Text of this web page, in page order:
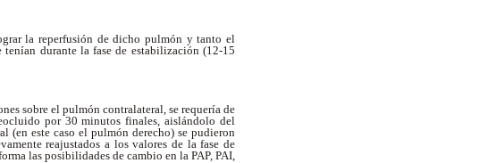
la reperfusión de dicho pulmón y tanto el
durante la fase de estabilización (12-15
sobre el pulmón contralateral, se requería de
por 30 minutos finales, aislándolo del
(en este caso el pulmón derecho) se pudieron
reajustados a los valores de la fase de
las posibilidades de cambio en la PAP, PAI,